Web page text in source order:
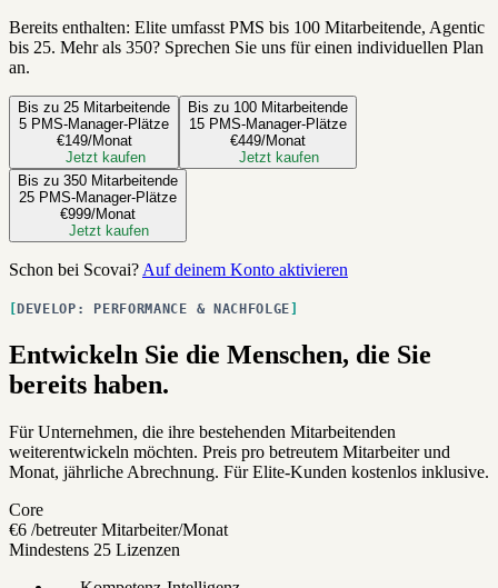
Bereits enthalten: Elite umfasst PMS bis 100 Mitarbeitende, Agentic
bis 25. Mehr als 350? Sprechen Sie uns für einen individuellen Plan
an.
Bis zu 25 Mitarbeitende
5 PMS-Manager-Plätze
€149/Monat
Jetzt kaufen
Bis zu 100 Mitarbeitende
15 PMS-Manager-Plätze
€449/Monat
Jetzt kaufen
Bis zu 350 Mitarbeitende
25 PMS-Manager-Plätze
€999/Monat
Jetzt kaufen
Schon bei Scovai? Auf deinem Konto aktivieren
DEVELOP: PERFORMANCE & NACHFOLGE
Entwickeln Sie die Menschen, die Sie
bereits haben.
Für Unternehmen, die ihre bestehenden Mitarbeitenden
weiterentwickeln möchten. Preis pro betreutem Mitarbeiter und
Monat, jährliche Abrechnung. Für Elite-Kunden kostenlos inklusive.
Core
€6 /betreuter Mitarbeiter/Monat
Mindestens 25 Lizenzen